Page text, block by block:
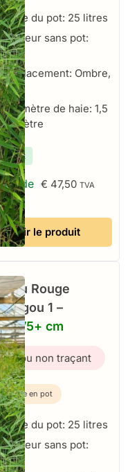
Taille du pot: 25 litres
Hauteur sans pot:
cm
Emplacement: Ombre,
Par mètre de haie: 1,5
mètre
stock
de € 47,50 TVA
Voir le produit
Rouge
1 –
– 175+ cm
non traçant
Plante en pot
Taille du pot: 25 litres
Hauteur sans pot:
cm